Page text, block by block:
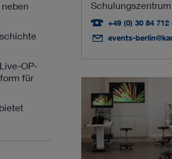
OP-
für
+49 (0) 30 84 712
events-